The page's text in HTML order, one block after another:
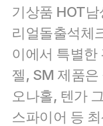
기상품 HOT
리얼돌출석체
이에서 특별한
젤, SM 제품은
오나홀, 텐가
스파이어 등